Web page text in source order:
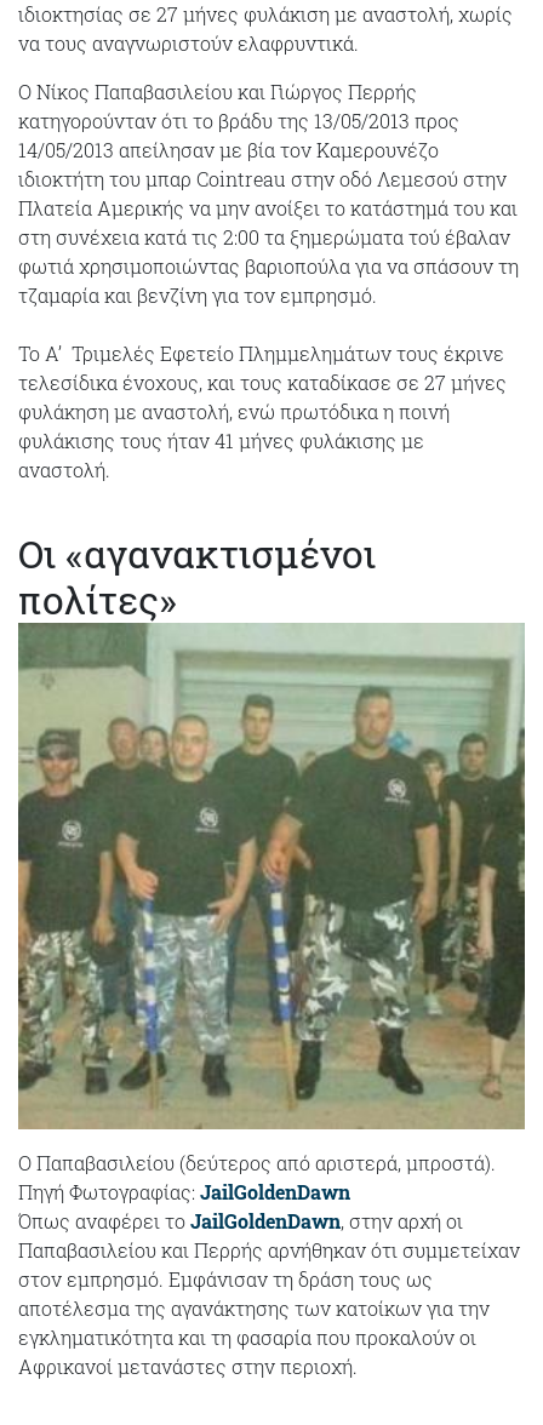
ιδιοκτησίας σε 27 μήνες φυλάκιση με αναστολή, χωρίς
να τους αναγνωριστούν ελαφρυντικά.
Ο Νίκος Παπαβασιλείου και Γιώργος Περρής
κατηγορούνταν ότι το βράδυ της 13/05/2013 προς
14/05/2013 απείλησαν με βία τον Καμερουνέζο
ιδιοκτήτη του μπαρ Cointreau στην οδό Λεμεσού στην
Πλατεία Αμερικής να μην ανοίξει το κατάστημά του και
στη συνέχεια κατά τις 2:00 τα ξημερώματα τού έβαλαν
φωτιά χρησιμοποιώντας βαριοπούλα για να σπάσουν τη
τζαμαρία και βενζίνη για τον εμπρησμό.
Το Α’ Τριμελές Εφετείο Πλημμελημάτων τους έκρινε
τελεσίδικα ένοχους, και τους καταδίκασε σε 27 μήνες
φυλάκηση με αναστολή, ενώ πρωτόδικα η ποινή
φυλάκισης τους ήταν 41 μήνες φυλάκισης με
αναστολή.
Οι «αγανακτισμένοι
πολίτες»
Ο Παπαβασιλείου (δεύτερος από αριστερά, μπροστά).
Πηγή Φωτογραφίας: JailGoldenDawn
Όπως αναφέρει τοJailGoldenDawn, στην αρχή οι
Παπαβασιλείου και Περρής αρνήθηκαν ότι συμμετείχαν
στον εμπρησμό. Εμφάνισαν τη δράση τους ως
αποτέλεσμα της αγανάκτησης των κατοίκων για την
εγκληματικότητα και τη φασαρία που προκαλούν οι
Αφρικανοί μετανάστες στην περιοχή.